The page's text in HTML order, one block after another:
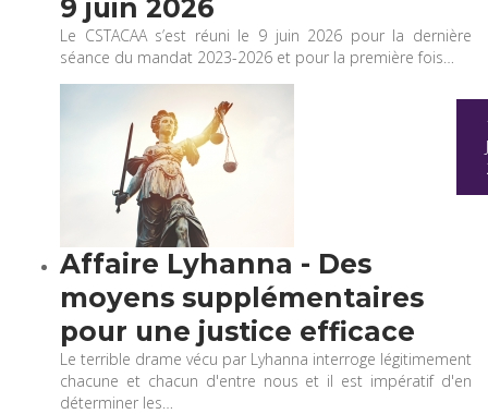
9 juin 2026
Le CSTACAA s’est réuni le 9 juin 2026 pour la dernière
séance du mandat 2023-2026 et pour la première fois…
Affaire Lyhanna - Des
moyens supplémentaires
pour une justice efficace
Le terrible drame vécu par Lyhanna interroge légitimement
chacune et chacun d'entre nous et il est impératif d'en
déterminer les…